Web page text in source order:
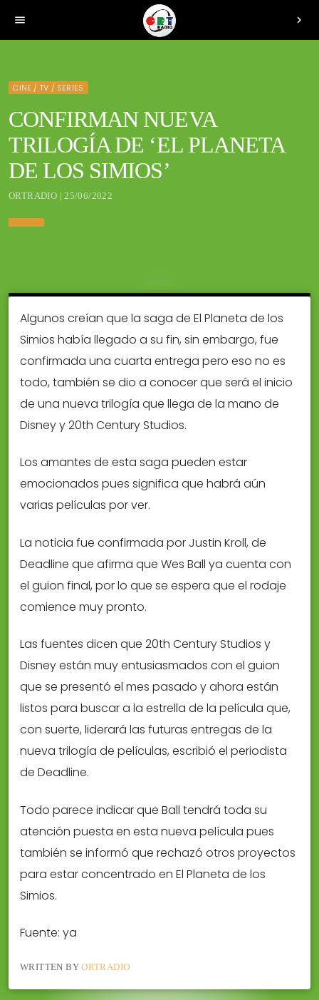
menu chevron_right
CINE / TV / SERIES
CONFIRMAN NUEVA
TRILOGÍA DE ‘EL PLANETA
DE LOS SIMIOS’
ORTRADIO | 25/06/2022
Algunos creían que la saga de El Planeta de los
Simios había llegado a su fin, sin embargo, fue
confirmada una cuarta entrega pero eso no es
todo, también se dio a conocer que será el inicio
de una nueva trilogía que llega de la mano de
Disney y 20th Century Studios.
Los amantes de esta saga pueden estar
emocionados pues significa que habrá aún
varias películas por ver.
La noticia fue confirmada por Justin Kroll, de
Deadline que afirma que Wes Ball ya cuenta con
el guion final, por lo que se espera que el rodaje
comience muy pronto.
Las fuentes dicen que 20th Century Studios y
Disney están muy entusiasmados con el guion
que se presentó el mes pasado y ahora están
listos para buscar a la estrella de la película que,
con suerte, liderará las futuras entregas de la
nueva trilogía de películas, escribió el periodista
de Deadline.
Todo parece indicar que Ball tendrá toda su
atención puesta en esta nueva película pues
también se informó que rechazó otros proyectos
para estar concentrado en El Planeta de los
Simios.
Fuente: ya
WRITTEN BYORTRADIO